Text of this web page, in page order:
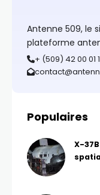
Antenne 509, le
plateforme
+ (509) 42 00 01
Populaires
X-